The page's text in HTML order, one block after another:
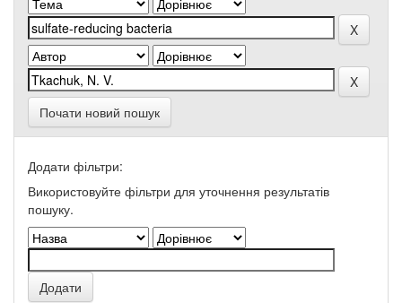
Почати новий пошук
Додати фільтри:
Використовуйте фільтри для уточнення результатів
пошуку.